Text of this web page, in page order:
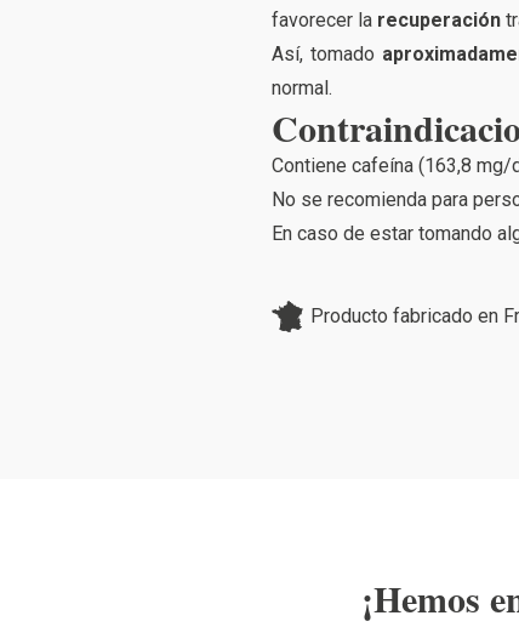
favorecer la recuperación
Así, tomado
normal.
Contiene cafeína (163,8 mg/
No se recomienda para
En caso de estar tomando
Producto fabricado en
¡Hemos